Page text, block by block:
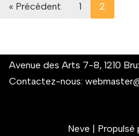
« Précédent 1 2
Avenue des Arts 7-8, 1210
Contactez-nous:
Neve | Propulsé